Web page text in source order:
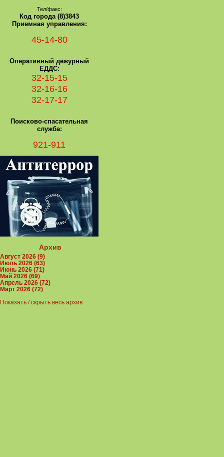
Тел/факс:
Код города (8)3843
Приемная управления:
45-14-80
Оперативный дежурный
ЕДДС:
32-15-15
32-16-16
32-17-17
Поисково-спасательная
служба:
921-911
Архив
Август 2026 (9)
Июль 2026 (63)
Июнь 2026 (71)
Май 2026 (69)
Апрель 2026 (72)
Март 2026 (72)
Показать / скрыть весь архив